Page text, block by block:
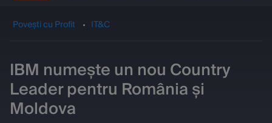
Povești cu Profit IT&C
IBM numește un nou Country
Leader pentru România și
Moldova